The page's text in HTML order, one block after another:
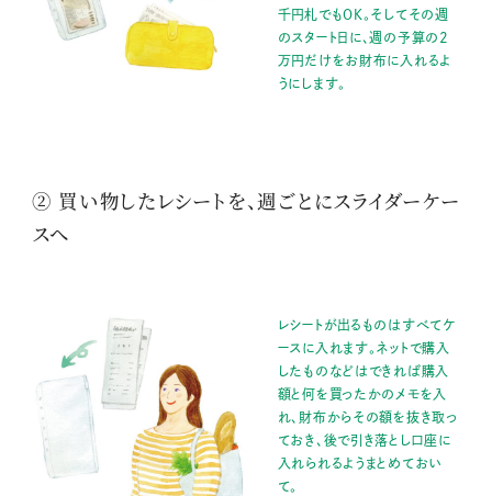
千円札でもOK。そしてその週
のスタート日に、週の予算の2
万円だけをお財布に入れるよ
うにします。
② 買い物したレシートを、週ごとにスライダーケー
スへ
レシートが出るものはすべてケ
ースに入れます。ネットで購入
したものなどはできれば購入
額と何を買ったかのメモを入
れ、財布からその額を抜き取っ
ておき、後で引き落とし口座に
入れられるようまとめておい
て。